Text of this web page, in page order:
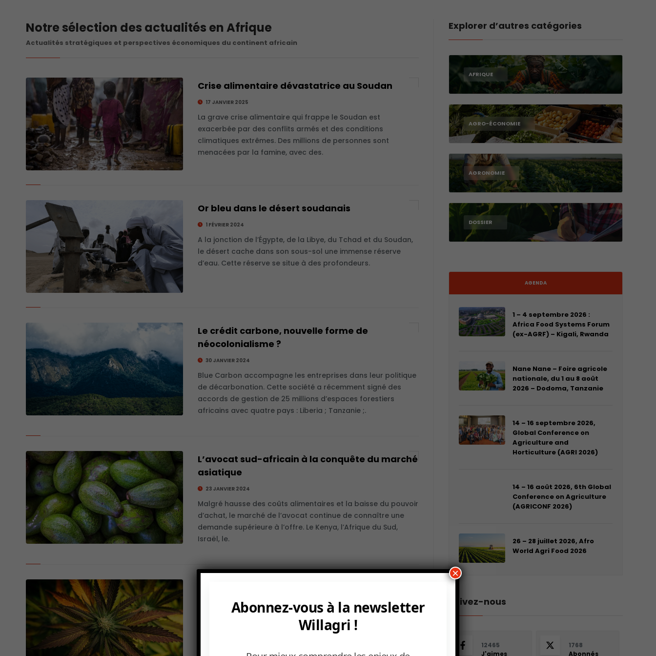
Notre sélection des actualités en Afrique
Actualités stratégiques et perspectives économiques du continent africain
Crise alimentaire dévastatrice au Soudan
17 JANVIER 2025
La grave crise alimentaire qui frappe le Soudan est
exacerbée par des conflits armés et des conditions
climatiques extrêmes. Des millions de personnes sont
menacées par la famine, avec des.
Or bleu dans le désert soudanais
1 FÉVRIER 2024
A la jonction de l’Égypte, de la Libye, du Tchad et du Soudan,
le désert cache dans son sous-sol une immense réserve
d’eau. Cette réserve se situe à des profondeurs.
Le crédit carbone, nouvelle forme de
néocolonialisme ?
30 JANVIER 2024
Blue Carbon accompagne les entreprises dans leur politique
de décarbonation. Cette société a récemment signé des
accords de gestion de 25 millions d’espaces forestiers
africains avec quatre pays : Liberia ; Tanzanie ;.
L’avocat sud-africain à la conquête du marché
asiatique
23 JANVIER 2024
Malgré hausse des coûts alimentaires et la baisse du pouvoir
d’achat, le marché de l’avocat continue de connaître une
demande supérieure à l’offre. Le Kenya, l’Afrique du Sud,
Israël, le.
18 JANVIER 2024
Depuis fin 2023, le gouvernement ghanéen peut délivrer des
licences pour la culture, la transformation, la distribution, la
cadre d’usages thérapeutiques.
Explorer d’autres catégories
AFRIQUE
AGRO-ÉCONOMIE
AGRONOMIE
DOSSIER
AGENDA
1 – 4 septembre 2026 :
Africa Food Systems Forum
(ex-AGRF) – Kigali, Rwanda
Nane Nane – Foire agricole
nationale, du 1 au 8 août
2026 – Dodoma, Tanzanie
14 – 16 septembre 2026,
Global Conference on
Agriculture and
Horticulture (AGRI 2026)
14 – 16 août 2026, 6th Global
Conference on Agriculture
(AGRICONF 2026)
26 – 28 juillet 2026, Afro
World Agri Food 2026
Suivez-nous
12465
J'aimes
1768
Abonnés
Abonnez-vous à la newsletter
Willagri !
×